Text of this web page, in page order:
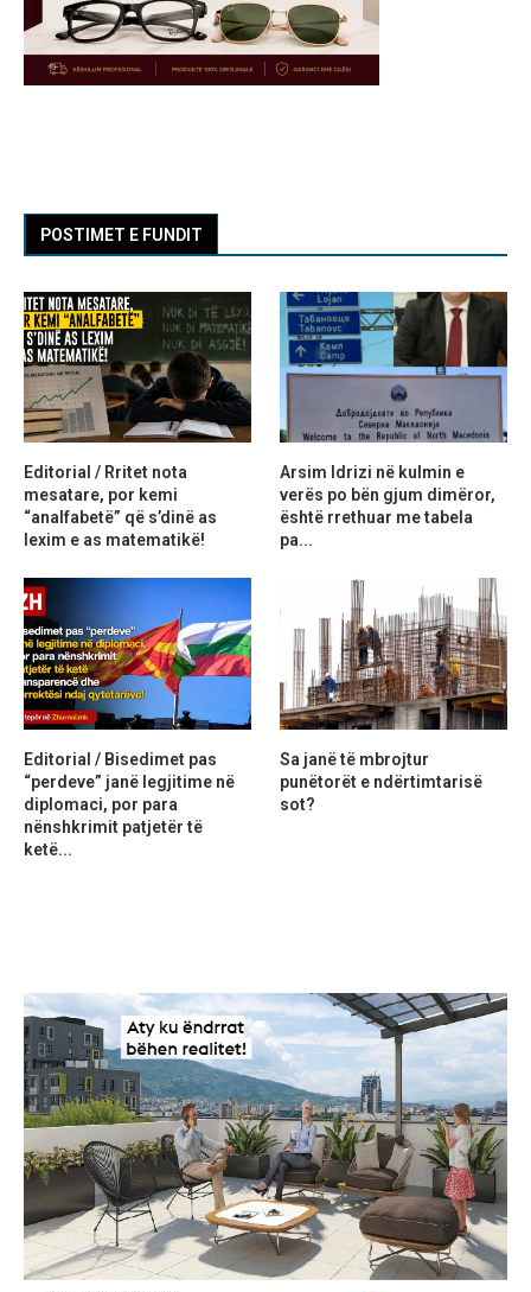
POSTIMET E FUNDIT
Editorial / Rritet nota
mesatare, por kemi
“analfabetë” që s’dinë as
lexim e as matematikë!
Arsim Idrizi në kulmin e
verës po bën gjum dimëror,
është rrethuar me tabela
pa...
Editorial / Bisedimet pas
“perdeve” janë legjitime në
diplomaci, por para
nënshkrimit patjetër të
ketë...
Sa janë të mbrojtur
punëtorët e ndërtimtarisë
sot?